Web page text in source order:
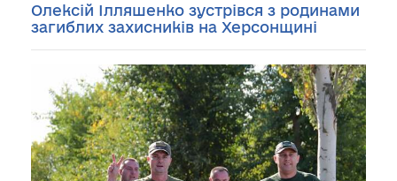
Олексій Ілляшенко зустрівся з родинами
загиблих захисників на Херсонщині